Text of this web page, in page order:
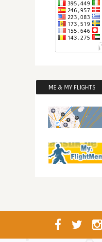
ME & MY FLIGHTS